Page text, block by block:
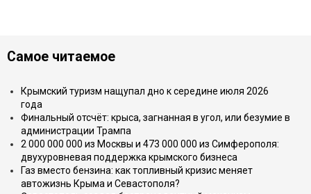
Самое читаемое
Крымский туризм нащупал дно к середине июля 2026
года
Финальный отсчёт: крыса, загнанная в угол, или безумие в
администрации Трампа
2 000 000 000 из Москвы и 473 000 000 из Симферополя:
двухуровневая поддержка крымского бизнеса
Газ вместо бензина: как топливный кризис меняет
автожизнь Крыма и Севастополя?